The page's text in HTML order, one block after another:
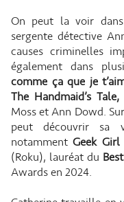
On peut la voir
sergente détective
causes criminelles
également dans
comme ça que je
The Handmaid’s Tale,
Moss et Ann Dowd.
peut découvrir sa
notammentGeek Girl
(Roku), lauréat du
Awards en 2024.